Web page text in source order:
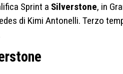
Sprint a Silverstone, in
di Kimi Antonelli. Terzo